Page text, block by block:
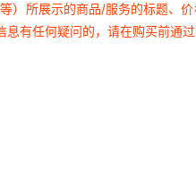
所展示的商品/服务的标题、
有任何疑问的，请在购买前通